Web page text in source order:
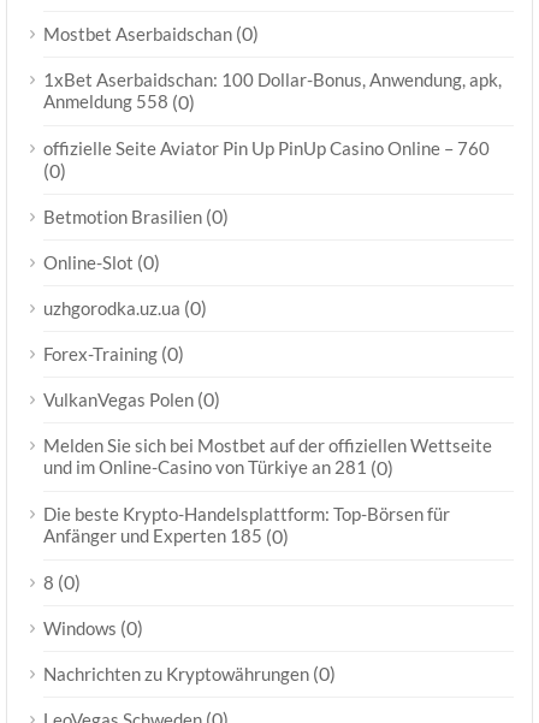
Mostbet Aserbaidschan (0)
1xBet Aserbaidschan: 100 Dollar-Bonus, Anwendung, apk,
Anmeldung 558 (0)
offizielle Seite Aviator Pin Up PinUp Casino Online – 760
(0)
Betmotion Brasilien (0)
Online-Slot (0)
uzhgorodka.uz.ua (0)
Forex-Training (0)
VulkanVegas Polen (0)
Melden Sie sich bei Mostbet auf der offiziellen Wettseite
und im Online-Casino von Türkiye an 281 (0)
Die beste Krypto-Handelsplattform: Top-Börsen für
Anfänger und Experten 185 (0)
8 (0)
Windows (0)
Nachrichten zu Kryptowährungen (0)